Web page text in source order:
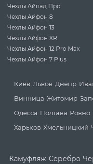
Чехлы Айпад Про
Чехлы Айфон 8
Чехлы Айфон 13
Чехлы Айфон XR
Чехлы Айфон 12 Pro Max
Чехлы Айфон 7 Plus
Киев Львов Днепр
Винница Житомир
Одесса Полтава Ровно
Харьков Хмельницкий
Камуфляж Серебро